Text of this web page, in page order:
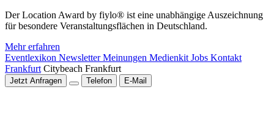
Der Location Award by fiylo® ist eine unabhängige Auszeichnung
für besondere Veranstaltungsflächen in Deutschland.
Mehr erfahren
Eventlexikon NewsletterMeinungen Medienkit Jobs Kontakt
Frankfurt Citybeach Frankfurt
Jetzt Anfragen Telefon E-Mail